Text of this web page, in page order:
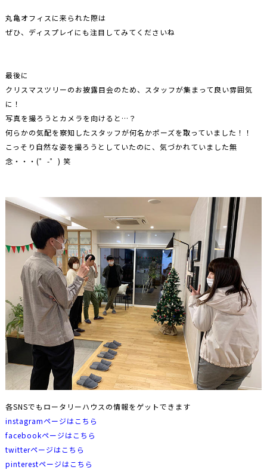
丸亀オフィスに来られた際は
ぜひ、ディスプレイにも注目してみてくださいね
最後に
クリスマスツリーのお披露目会のため、スタッフが集まって良い雰囲気
に！
写真を撮ろうとカメラを向けると…？
何らかの気配を察知したスタッフが何名かポーズを取っていました！！
こっそり自然な姿を撮ろうとしていたのに、気づかれていました無
念・・・(゜-゜) 笑
各SNSでもロータリーハウスの情報をゲットできます
instagramページはこちら
facebookページはこちら
twitterページはこちら
pinterestページはこちら